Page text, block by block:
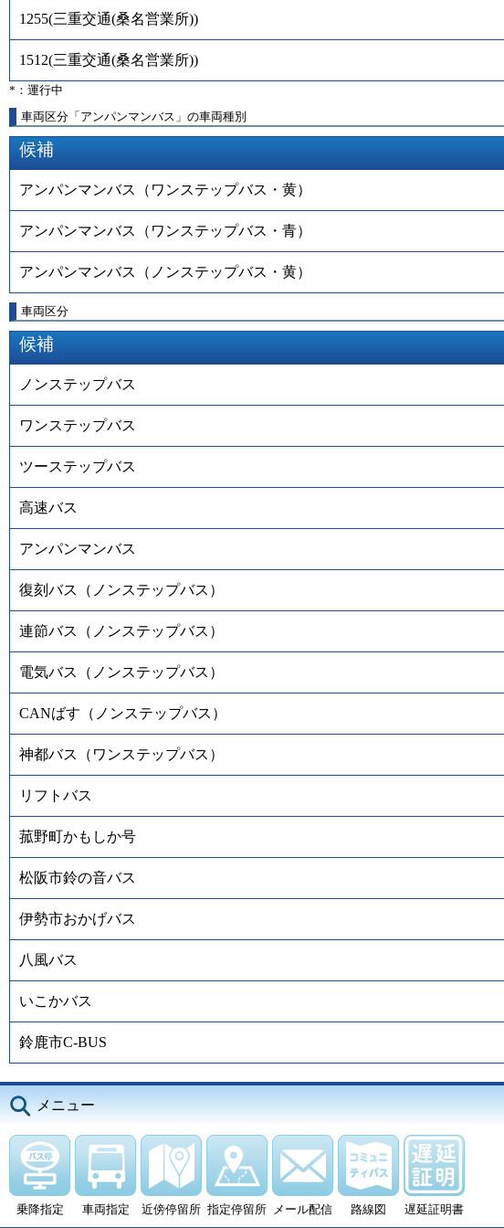
1255(三重交通(桑名営業所))
1512(三重交通(桑名営業所))
*：運行中
車両区分「アンパンマンバス」の車両種別
候補
アンパンマンバス（ワンステップバス・黄）
アンパンマンバス（ワンステップバス・青）
アンパンマンバス（ノンステップバス・黄）
車両区分
候補
ノンステップバス
ワンステップバス
ツーステップバス
高速バス
アンパンマンバス
復刻バス（ノンステップバス）
連節バス（ノンステップバス）
電気バス（ノンステップバス）
CANばす（ノンステップバス）
神都バス（ワンステップバス）
リフトバス
菰野町かもしか号
松阪市鈴の音バス
伊勢市おかげバス
八風バス
いこかバス
鈴鹿市C-BUS
メニュー
乗降指定 車両指定 近傍停留所 指定停留所 メール配信 路線図 遅延証明書